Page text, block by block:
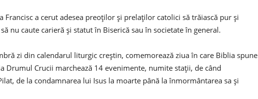
Francisc a cerut adesea preoților și prelaților catolici să trăiască pur și
nu caute carieră și statut în Biserică sau în societate în general.
zi din calendarul liturgic creștin, comemorează ziua în care Biblia spune
Drumul Crucii marchează 14 evenimente, numite stații, de când
de la condamnarea lui Isus la moarte până la înmormântarea sa și